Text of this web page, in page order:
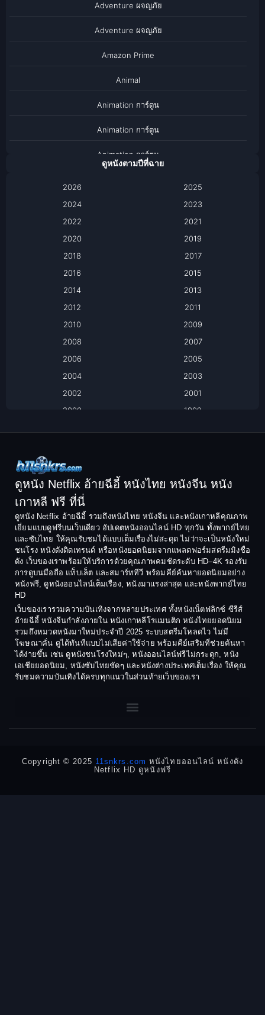
Adventure ผจญภัย
Adventure ผจญภัย
Amazon Prime
Animal
Animation การ์ตูน
Animation การ์ตูน
Animation การ์ตูน
Based on a True Story เรื่องจริง
Based on a True Story เรื่องจริง
Comedy ตลก
Coming-of-age ชีวิตวัยรุ่น
Crime อาชญากรรม
Crime อาชญากรรม
Culture
Dance เต้น
Dark Comedy ตลกร้าย
Detective สืบสวน
ดูหนังตามปีที่ฉาย
2026
2025
2024
2023
2022
2021
2020
2019
2018
2017
2016
2015
2014
2013
2012
2011
2010
2009
2008
2007
2006
2005
2004
2003
2002
2001
2000
1999
1994
1992
1991
1990
1988
1987
1986
1985
1984
1983
1982
1981
1980
1978
1974
1973
1972
1971
1970
1969
1968
1964
ดูหนัง Netflix อ้ายฉีอี้ หนังไทย หนังจีน หนัง
เกาหลี ฟรี ที่นี่
ดูหนัง Netflix อ้ายฉีอี้ รวมถึงหนังไทย หนังจีน และหนังเกาหลีคุณภาพ
เยี่ยมแบบดูฟรีบนเว็บเดียว อัปเดตหนังออนไลน์ HD ทุกวัน ทั้งพากย์ไทย
และซับไทย ให้คุณรับชมได้แบบเต็มเรื่องไม่สะดุด ไม่ว่าจะเป็นหนังใหม่
ชนโรง หนังดังติดเทรนด์ หรือหนังยอดนิยมจากแพลตฟอร์มสตรีมมิงชื่อ
ดัง เว็บของเราพร้อมให้บริการด้วยคุณภาพคมชัดระดับ HD–4K รองรับ
การดูบนมือถือ แท็บเล็ต และสมาร์ททีวี พร้อมคีย์ค้นหายอดนิยมอย่าง
หนังฟรี, ดูหนังออนไลน์เต็มเรื่อง, หนังมาแรงล่าสุด และหนังพากย์ไทย
HD
เว็บของเรารวมความบันเทิงจากหลายประเทศ ทั้งหนังเน็ตฟลิกซ์ ซีรีส์
อ้ายฉีอี้ หนังจีนกำลังภายใน หนังเกาหลีโรแมนติก หนังไทยยอดนิยม
รวมถึงหมวดหนังมาใหม่ประจำปี 2025 ระบบสตรีมโหลดไว ไม่มี
โฆษณาคั่น ดูได้ทันทีแบบไม่เสียค่าใช้จ่าย พร้อมคีย์เสริมที่ช่วยค้นหา
ได้ง่ายขึ้น เช่น ดูหนังชนโรงใหม่ๆ, หนังออนไลน์ฟรีไม่กระตุก, หนัง
เอเชียยอดนิยม, หนังซับไทยชัดๆ และหนังต่างประเทศเต็มเรื่อง ให้คุณ
รับชมความบันเทิงได้ครบทุกแนวในส่วนท้ายเว็บของเรา
Copyright © 2025 11snkrs.com หนังไทยออนไลน์ หนังดัง
Netflix HD ดูหนังฟรี